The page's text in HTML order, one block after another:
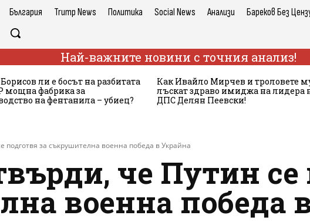
България Trump News Политика Social News Анализи Бареков Без
Най-важните новини с точния анализ!
ли е босът на разбитата
мощна фабрика за
на фентанила – убиец?
Как Ивайло Мирчев и троловете
лъскат здраво имиджа на лидера
ДПС Делян Пеевски!
подготвя за съкрушителна военна победа в Украйна
че Путин се
военна победа